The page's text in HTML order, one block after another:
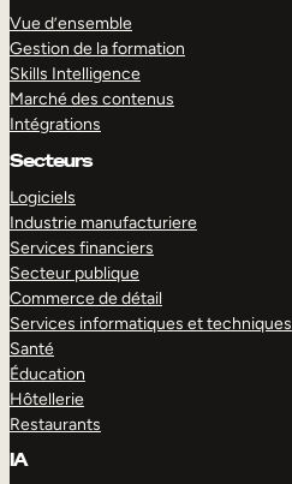
Vue d’ensemble
Gestion de la formation
Skills Intelligence
Marché des contenus
Intégrations
Secteurs
Logiciels
Industrie manufacturiere
Services financiers
Secteur publique
Commerce de détail
Services informatiques et techniques
Santé
Éducation
Hôtellerie
Restaurants
IA